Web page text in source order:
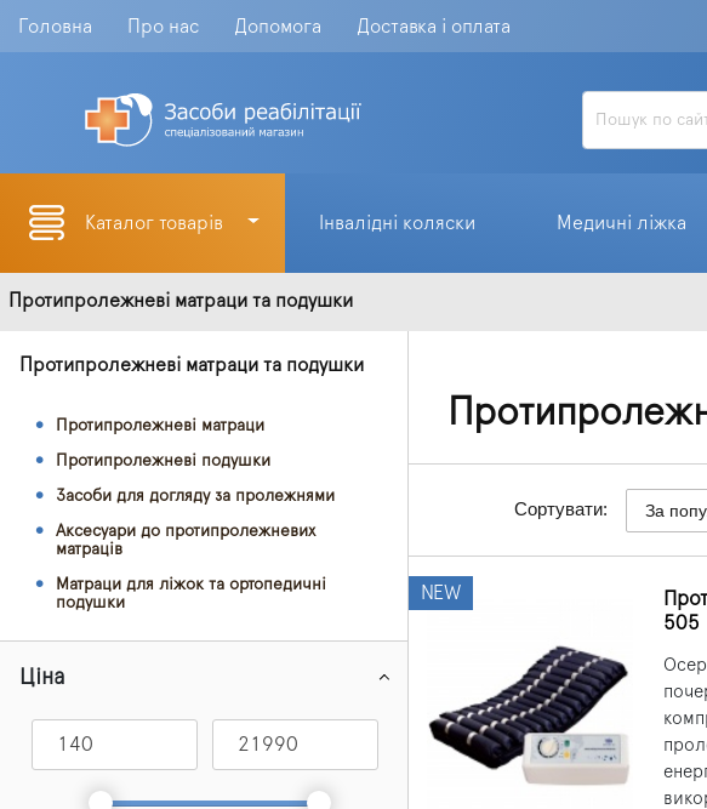
Головна Про нас Допомога Доставка і оплата
Каталог товарів Інвалідні коляски Медичні ліжка
Протипролежневі матраци та подушки
Протипролежневі матраци та подушки
Протипролежневі матраци
Протипролежневі подушки
Засоби для догляду за пролежнями
Аксесуари до протипролежневих
матраців
Матраци для ліжок та ортопедичні
подушки
Ціна
Сортувати: За
NEW
505